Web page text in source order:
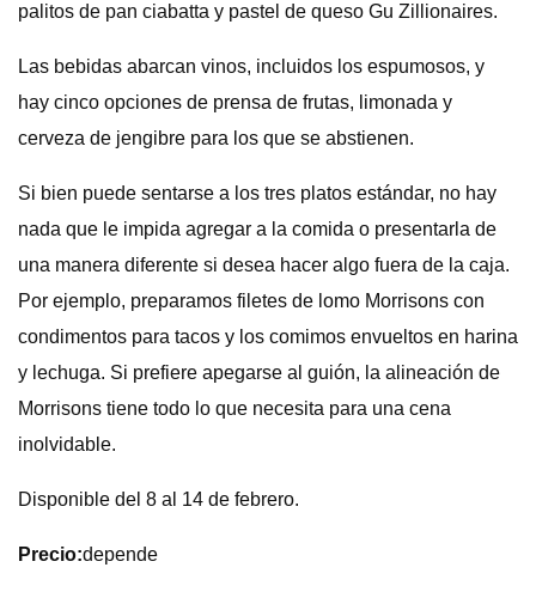
palitos de pan ciabatta y pastel de queso Gu Zillionaires.
Las bebidas abarcan vinos, incluidos los espumosos, y
hay cinco opciones de prensa de frutas, limonada y
cerveza de jengibre para los que se abstienen.
Si bien puede sentarse a los tres platos estándar, no hay
nada que le impida agregar a la comida o presentarla de
una manera diferente si desea hacer algo fuera de la caja.
Por ejemplo, preparamos filetes de lomo Morrisons con
condimentos para tacos y los comimos envueltos en harina
y lechuga. Si prefiere apegarse al guión, la alineación de
Morrisons tiene todo lo que necesita para una cena
inolvidable.
Disponible del 8 al 14 de febrero.
Precio:depende